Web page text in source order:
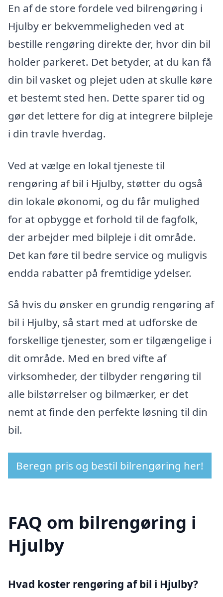
En af de store fordele ved bilrengøring i
Hjulby er bekvemmeligheden ved at
bestille rengøring direkte der, hvor din bil
holder parkeret. Det betyder, at du kan få
din bil vasket og plejet uden at skulle køre
et bestemt sted hen. Dette sparer tid og
gør det lettere for dig at integrere bilpleje
i din travle hverdag.
Ved at vælge en lokal tjeneste til
rengøring af bil i Hjulby, støtter du også
din lokale økonomi, og du får mulighed
for at opbygge et forhold til de fagfolk,
der arbejder med bilpleje i dit område.
Det kan føre til bedre service og muligvis
endda rabatter på fremtidige ydelser.
Så hvis du ønsker en grundig rengøring af
bil i Hjulby, så start med at udforske de
forskellige tjenester, som er tilgængelige i
dit område. Med en bred vifte af
virksomheder, der tilbyder rengøring til
alle bilstørrelser og bilmærker, er det
nemt at finde den perfekte løsning til din
bil.
Beregn pris og bestil bilrengøring her!
FAQ om bilrengøring i
Hjulby
Hvad koster rengøring af bil i Hjulby?